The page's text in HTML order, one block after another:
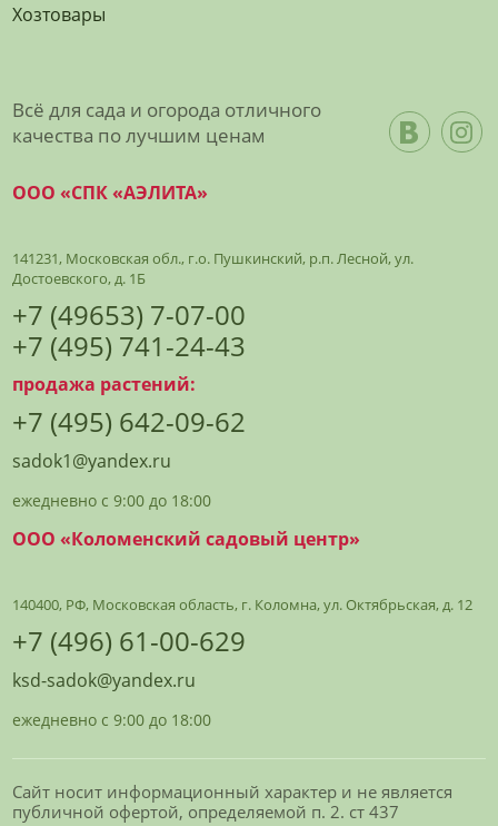
Хозтовары
Всё для сада и огорода отличного
качества по лучшим ценам
ООО «СПК «АЭЛИТА»
141231, Московская обл., г.о. Пушкинский, р.п. Лесной, ул.
Достоевского, д. 1Б
+7 (49653) 7-07-00
+7 (495) 741-24-43
продажа растений:
+7 (495) 642-09-62
sadok1@yandex.ru
ежедневно с 9:00 до 18:00
ООО «Коломенский садовый центр»
140400, РФ, Московская область, г. Коломна, ул. Октябрьская, д. 12
+7 (496) 61-00-629
ksd-sadok@yandex.ru
ежедневно с 9:00 до 18:00
Сайт носит информационный характер и не является
публичной офертой, определяемой п. 2. ст 437